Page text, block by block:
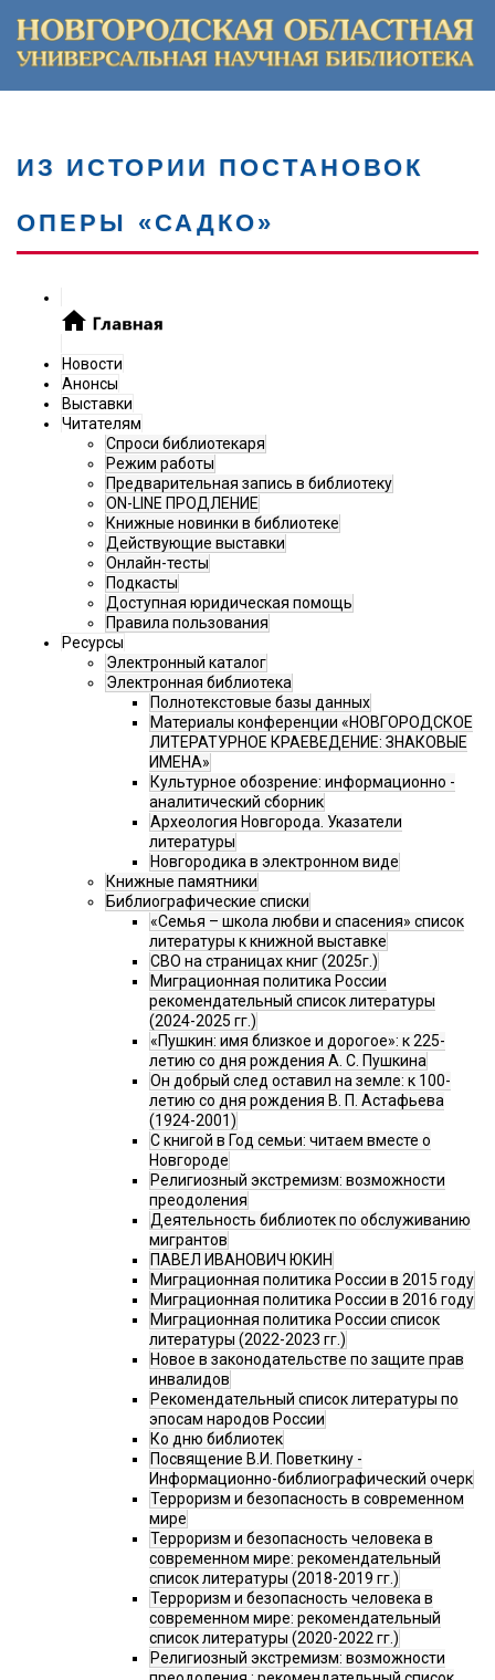
ИЗ ИСТОРИИ ПОСТАНОВОК
ОПЕРЫ «САДКО»
Новости
Анонсы
Выставки
Читателям
Спроси библиотекаря
Режим работы
Предварительная запись в библиотеку
ON-LINE ПРОДЛЕНИЕ
Книжные новинки в библиотеке
Действующие выставки
Онлайн-тесты
Подкасты
Доступная юридическая помощь
Правила пользования
Ресурсы
Электронный каталог
Электронная библиотека
Полнотекстовые базы данных
Материалы конференции «НОВГОРОДСКОЕ
ЛИТЕРАТУРНОЕ КРАЕВЕДЕНИЕ: ЗНАКОВЫЕ
ИМЕНА»
Культурное обозрение: информационно -
аналитический сборник
Археология Новгорода. Указатели
литературы
Новгородика в электронном виде
Книжные памятники
Библиографические списки
«Семья – школа любви и спасения» список
литературы к книжной выставке
СВО на страницах книг (2025г.)
Миграционная политика России
рекомендательный список литературы
(2024-2025 гг.)
«Пушкин: имя близкое и дорогое»: к 225-
летию со дня рождения А. С. Пушкина
Он добрый след оставил на земле: к 100-
летию со дня рождения В. П. Астафьева
(1924-2001)
С книгой в Год семьи: читаем вместе о
Новгороде
Религиозный экстремизм: возможности
преодоления
Деятельность библиотек по обслуживанию
мигрантов
ПАВЕЛ ИВАНОВИЧ ЮКИН
Миграционная политика России в 2015 году
Миграционная политика России в 2016 году
Миграционная политика России список
литературы (2022-2023 гг.)
Новое в законодательстве по защите прав
инвалидов
Рекомендательный список литературы по
эпосам народов России
Ко дню библиотек
Посвящение В.И. Поветкину -
Информационно-библиографический очерк
Терроризм и безопасность в современном
мире
Терроризм и безопасность человека в
современном мире: рекомендательный
список литературы (2018-2019 гг.)
Терроризм и безопасность человека в
современном мире: рекомендательный
список литературы (2020-2022 гг.)
Религиозный экстремизм: возможности